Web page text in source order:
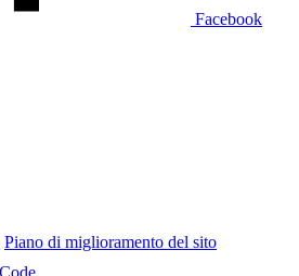
Facebook
Piano di miglioramento del sito